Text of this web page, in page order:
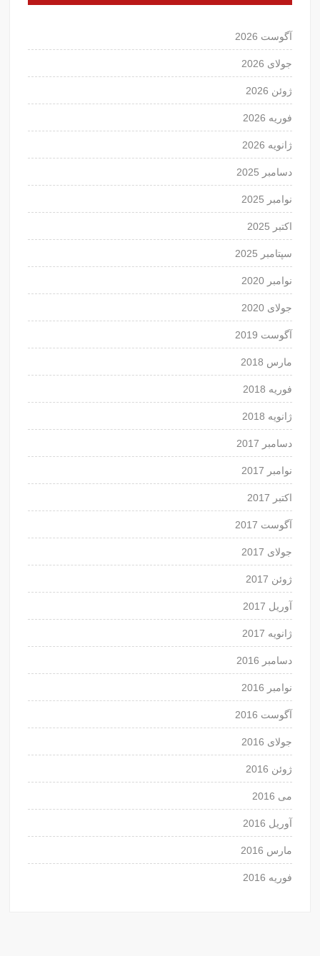
آگوست 2026
جولای 2026
ژوئن 2026
فوریه 2026
ژانویه 2026
دسامبر 2025
نوامبر 2025
اکتبر 2025
سپتامبر 2025
نوامبر 2020
جولای 2020
آگوست 2019
مارس 2018
فوریه 2018
ژانویه 2018
دسامبر 2017
نوامبر 2017
اکتبر 2017
آگوست 2017
جولای 2017
ژوئن 2017
آوریل 2017
ژانویه 2017
دسامبر 2016
نوامبر 2016
آگوست 2016
جولای 2016
ژوئن 2016
می 2016
آوریل 2016
مارس 2016
فوریه 2016